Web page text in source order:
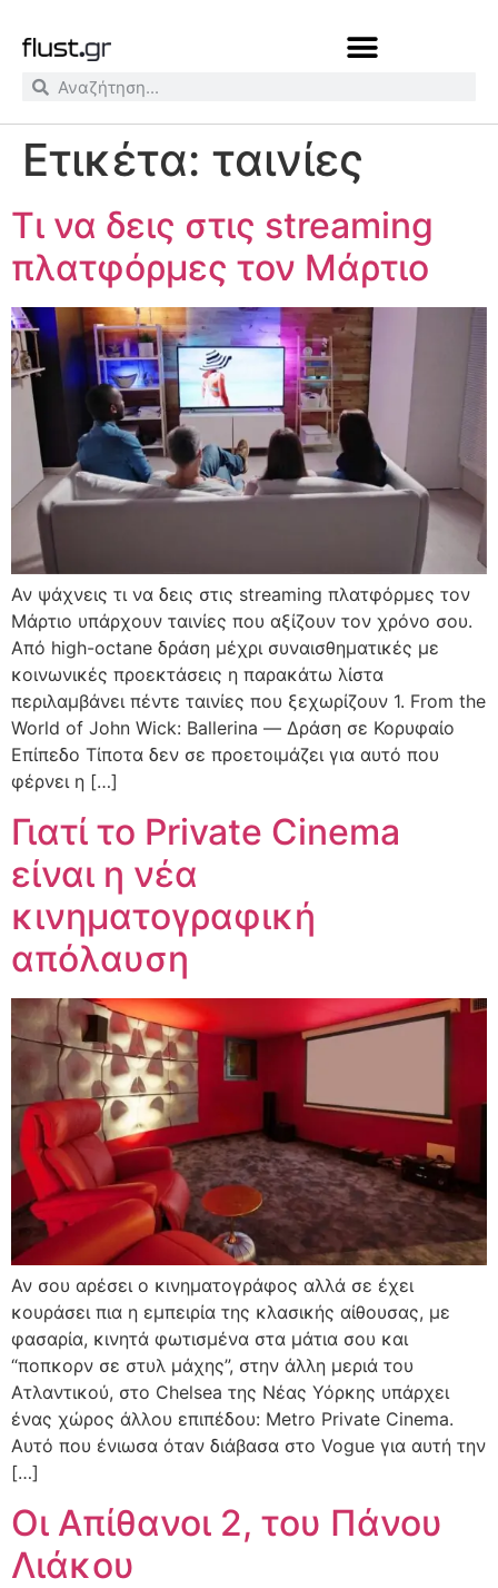
Ετικέτα: ταινίες
Τι να δεις στις streaming
πλατφόρμες τον Μάρτιο
Αν ψάχνεις τι να δεις στις streaming πλατφόρμες τον
Μάρτιο υπάρχουν ταινίες που αξίζουν τον χρόνο σου.
Από high-octane δράση μέχρι συναισθηματικές με
κοινωνικές προεκτάσεις η παρακάτω λίστα
περιλαμβάνει πέντε ταινίες που ξεχωρίζουν 1. From the
World of John Wick: Ballerina — Δράση σε Κορυφαίο
Επίπεδο Τίποτα δεν σε προετοιμάζει για αυτό που
φέρνει η […]
Γιατί το Private Cinema
είναι η νέα
κινηματογραφική
απόλαυση
Αν σου αρέσει ο κινηματογράφος αλλά σε έχει
κουράσει πια η εμπειρία της κλασικής αίθουσας, με
φασαρία, κινητά φωτισμένα στα μάτια σου και
“ποπκορν σε στυλ μάχης”, στην άλλη μεριά του
Ατλαντικού, στο Chelsea της Νέας Υόρκης υπάρχει
ένας χώρος άλλου επιπέδου: Metro Private Cinema.
Αυτό που ένιωσα όταν διάβασα στο Vogue για αυτή την
[…]
Οι Απίθανοι 2, του Πάνου
Λιάκου